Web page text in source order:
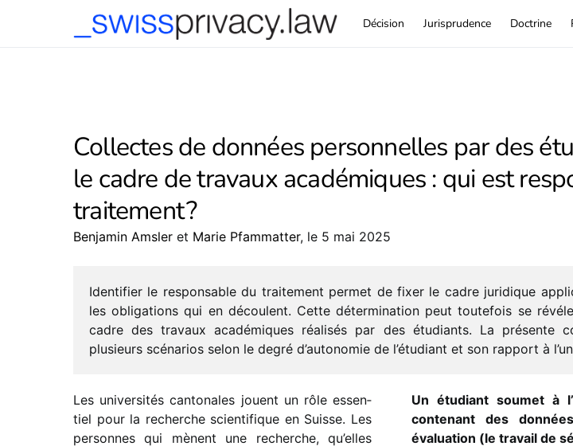
Décision Jurisprudence Doctrine
Collectes de données personnelles par des
le cadre de travaux académiques : qui est
traitement ?
Benjamin Amsler et Marie Pfammatter, le 5 mai 2025
Identifier le respon­sable du trai­te­ment permet de fixer le cadre juri­dique
les obli­ga­tions qui en découlent. Cette déter­mi­na­tion peut toute­fois se
cadre des travaux acadé­miques réali­sés par des étudiants. La présente
plusieurs scéna­rios selon le degré d’au­to­no­mie de l’étu­diant et son rapport à
Les univer­si­tés canto­nales jouent un rôle essen­
tiel pour la recherche scien­ti­fique en Suisse. Les
personnes qui mènent une recherche, qu’elles
Un étudiant soumet à
conte­nant des
évalua­tion (le travail de